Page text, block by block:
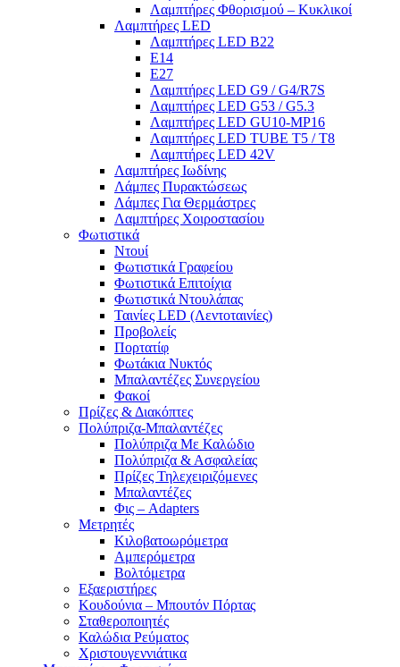
Λαμπτήρες Φθορισμού – Κυκλικοί
Λαμπτήρες LED
Λαμπτήρες LED B22
E14
E27
Λαμπτήρες LED G9 / G4/R7S
Λαμπτήρες LED G53 / G5.3
Λαμπτήρες LED GU10-ΜΡ16
Λαμπτήρες LED TUBE T5 / T8
Λαμπτήρες LED 42V
Λαμπτήρες Ιωδίνης
Λάμπες Πυρακτώσεως
Λάμπες Για Θερμάστρες
Λαμπτήρες Χοιροστασίου
Φωτιστικά
Ντουί
Φωτιστικά Γραφείου
Φωτιστικά Επιτοίχια
Φωτιστικά Ντουλάπας
Ταινίες LED (Λεντοταινίες)
Προβολείς
Πορτατίφ
Φωτάκια Νυκτός
Μπαλαντέζες Συνεργείου
Φακοί
Πρίζες & Διακόπτες
Πολύπριζα-Μπαλαντέζες
Πολύπριζα Με Καλώδιο
Πολύπριζα & Ασφαλείας
Πρίζες Τηλεχειριζόμενες
Μπαλαντέζες
Φις – Adapters
Μετρητές
Κιλοβατοωρόμετρα
Αμπερόμετρα
Βολτόμετρα
Εξαεριστήρες
Κουδούνια – Μπουτόν Πόρτας
Σταθεροποιητές
Καλώδια Ρεύματος
Χριστουγεννιάτικα